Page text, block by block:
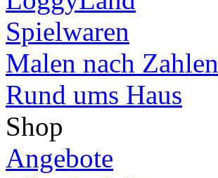
Spielwaren
Malen nach Zahlen
Rund ums Haus
Shop
Angebote